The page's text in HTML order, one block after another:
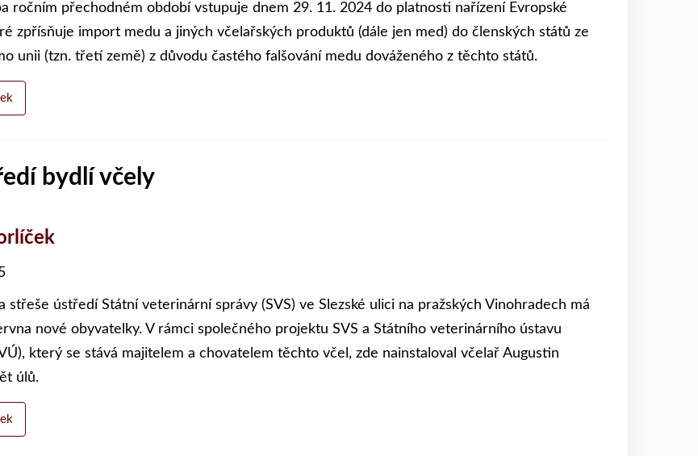
ročním přechodném období vstupuje dnem 29. 11. 2024 do platnosti nařízení Evropské
zpřísňuje import medu a jiných včelařských produktů (dále jen med) do členských států ze
unii (tzn. třetí země) z důvodu častého falšování medu dováženého z těchto států.
bydlí včely
střeše ústředí Státní veterinární správy (SVS) ve Slezské ulici na pražských Vinohradech má
nové obyvatelky. V rámci společného projektu SVS a Státního veterinárního ústavu
který se stává majitelem a chovatelem těchto včel, zde nainstaloval včelař Augustin
úlů.